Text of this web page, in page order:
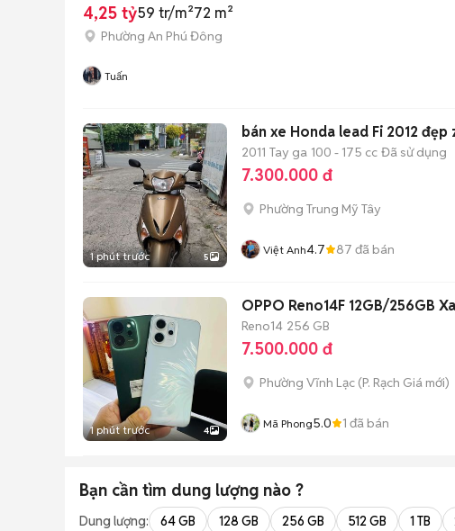
4,25 tỷ59 tr/m²72 m²
Phường An Phú Đông
Tuấn
1 phút trước 5
bán xe Honda lead Fi 2012 đẹp
2011 Tay ga 100 - 175 cc Đã sử dụng
7.300.000 đ
Phường Trung Mỹ Tây
Việt Anh4.7 87 đã bán
1 phút trước 4
OPPO Reno14F 12GB/256GB
Reno14 256 GB
7.500.000 đ
Phường Vĩnh Lạc (P. Rạch Giá mới)
Mã Phong5.0 1 đã bán
Bạn cần tìm dung lượng nào ?
Dung lượng: 64 GB 128 GB 256 GB 512 GB 1 TB